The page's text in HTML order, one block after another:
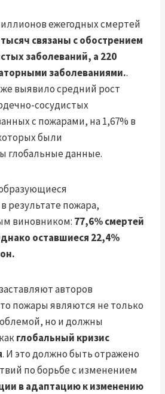
ежегодных смертей
связаны с обострением
заболеваний, а 220
заболеваниями..
выявило средний рост
сосудистых
с пожарами, на 1,67% в
были
глобальные данные.
результате пожара,
виновником: 77,6% смертей
оставшиеся 22,4%
авторов
пожары являются не только
но и должны
глобальный кризис
. И это должно быть отражено
по борьбе с изменением
в адаптацию к изменению